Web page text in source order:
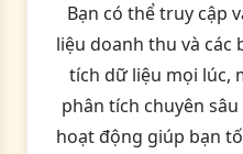
Bạn có thể truy cập
liệu doanh thu và các
tích dữ liệu mọi lúc,
phân tích chuyên
hoạt động giúp bạn